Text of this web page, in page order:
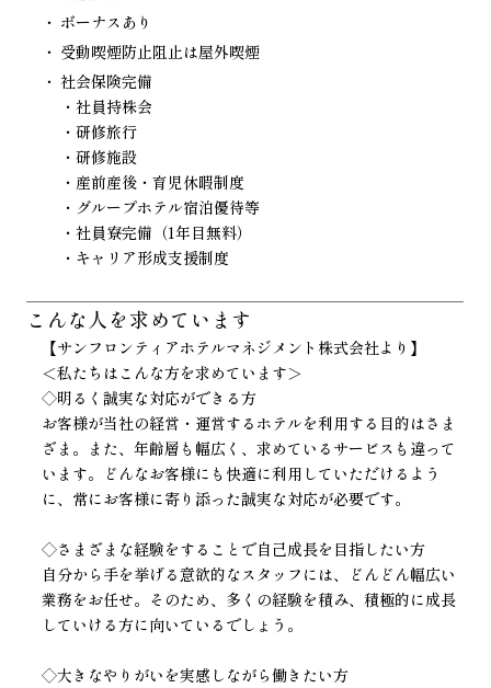
ボーナスあり
受動喫煙防止阻止は屋外喫煙
社会保険完備
・社員持株会
・研修旅行
・研修施設
・産前産後・育児休暇制度
・グループホテル宿泊優待等
・社員寮完備（1年目無料）
・キャリア形成支援制度
こんな人を求めています
【サンフロンティアホテルマネジメント株式会社より】
＜私たちはこんな方を求めています＞
◇明るく誠実な対応ができる方
お客様が当社の経営・運営するホテルを利用する目的はさま
ざま。また、年齢層も幅広く、求めているサービスも違って
います。どんなお客様にも快適に利用していただけるよう
に、常にお客様に寄り添った誠実な対応が必要です。
◇さまざまな経験をすることで自己成長を目指したい方
自分から手を挙げる意欲的なスタッフには、どんどん幅広い
業務をお任せ。そのため、多くの経験を積み、積極的に成長
していける方に向いているでしょう。
◇大きなやりがいを実感しながら働きたい方